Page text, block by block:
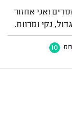
ואני אחזור
נקי ומרווח.
10